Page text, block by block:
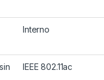
Interno
IEEE 802.11ac